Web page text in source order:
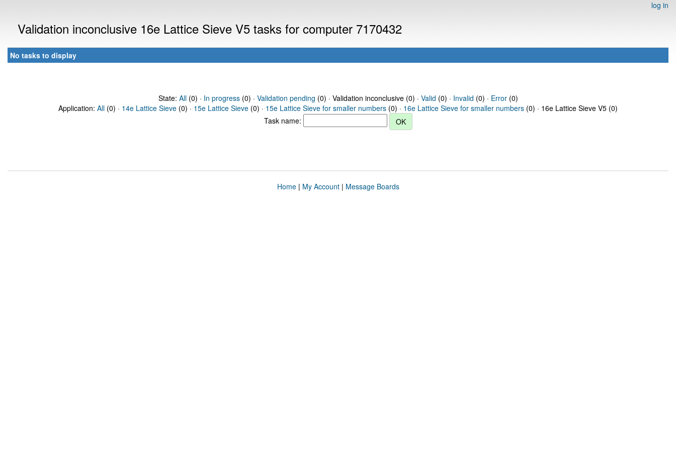
log in
Validation inconclusive 16e Lattice Sieve V5 tasks for computer 7170432
No tasks to display
State: All(0) · In progress(0) · Validation pending (0) · Validation inconclusive (0) · Valid (0) · Invalid (0) · Error(0)
Application: All (0) · 14e Lattice Sieve (0) · 15e Lattice Sieve (0) · 15e Lattice Sieve for smaller numbers (0) · 16e Lattice Sieve for smaller numbers (0) · 16e Lattice Sieve V5 (0)
Task name:
Home| My Account| Message Boards